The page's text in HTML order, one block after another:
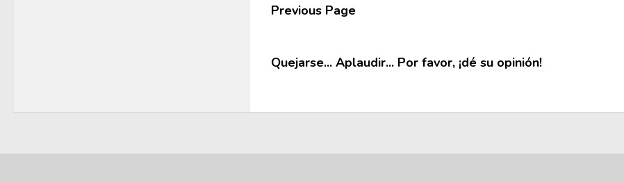
Previous Page
Quejarse... Aplaudir... Por favor, ¡dé su opinión!